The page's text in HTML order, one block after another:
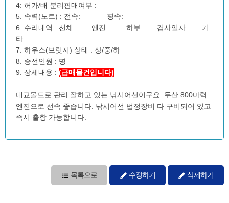
4: 허가/배 분리판매여부 :
5. 속력(노트) : 전속: 평속:
6. 수리내역 : 선체: 엔진: 하부: 검사일자: 기
타:
7. 하우스(브릿지) 상태 : 상/중/하
8. 승선인원 : 명
9. 상세내용 : (급매물건입니다)
대교몰드로 관리 잘하고 있는 낚시어선이구요. 두산 800마력
엔진으로 선속 좋습니다. 낚시어선 법정장비 다 구비되어 있고
즉시 출항 가능합니다.
목록으로 수정하기 삭제하기